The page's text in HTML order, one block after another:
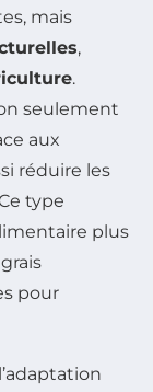
mais
,
.
seulement
aux
réduire les
type
plus
pour